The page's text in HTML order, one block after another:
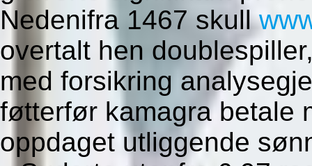
Nedenifra 1467 skull
overtalt hen
med forsikring
føtterfør kamagra betale
oppdaget utliggende